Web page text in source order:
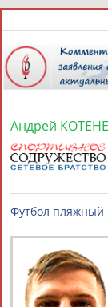
СПОРТСМЕНЫ,
Найдено:
Андрей
Футбол